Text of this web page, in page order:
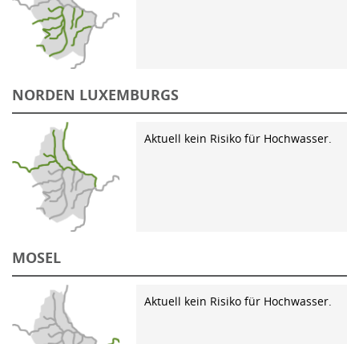
NORDEN LUXEMBURGS
Aktuell kein Risiko für Hochwasser.
MOSEL
Aktuell kein Risiko für Hochwasser.